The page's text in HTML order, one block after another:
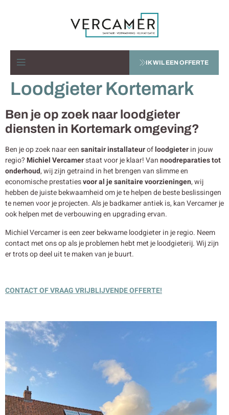
IK WIL EEN OFFERTE
Loodgieter Kortemark
Ben je op zoek naar loodgieter
diensten in Kortemark omgeving?
Ben je op zoek naar eensanitair installateurofloodgieterin jouw
regio? Michiel Vercamerstaat voor je klaar! Vannoodreparaties tot
onderhoud, wij zijn getraind in het brengen van slimme en
economische prestatiesvoor al je sanitaire voorzieningen, wij
hebben de juiste bekwaamheid om je te helpen de beste beslissingen
te nemen voor je projecten. Als je badkamer antiek is, kan Vercamer je
ook helpen met de verbouwing en upgrading ervan.
Michiel Vercamer is een zeer bekwame loodgieter in je regio. Neem
contact met ons op als je problemen hebt met je loodgieterij. Wij zijn
er trots op deel uit te maken van je buurt.
CONTACT OF VRAAG VRIJBLIJVENDE OFFERTE!